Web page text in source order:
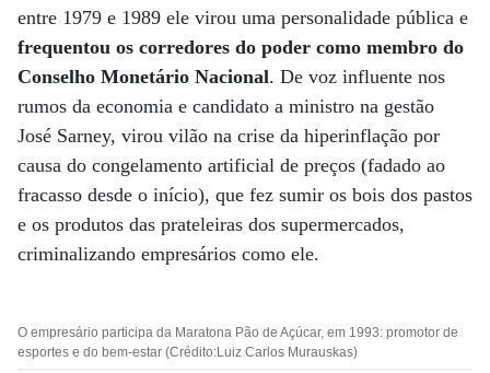
entre 1979 e 1989 ele virou uma personalidade pública e
frequentou os corredores do poder como membro do
Conselho Monetário Nacional. De voz influente nos
rumos da economia e candidato a ministro na gestão
José Sarney, virou vilão na crise da hiperinflação por
causa do congelamento artificial de preços (fadado ao
fracasso desde o início), que fez sumir os bois dos pastos
e os produtos das prateleiras dos supermercados,
criminalizando empresários como ele.
O empresário participa da Maratona Pão de Açúcar, em 1993: promotor de
esportes e do bem-estar (Crédito:Luiz Carlos Murauskas)